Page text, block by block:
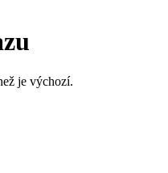
je výchozí.